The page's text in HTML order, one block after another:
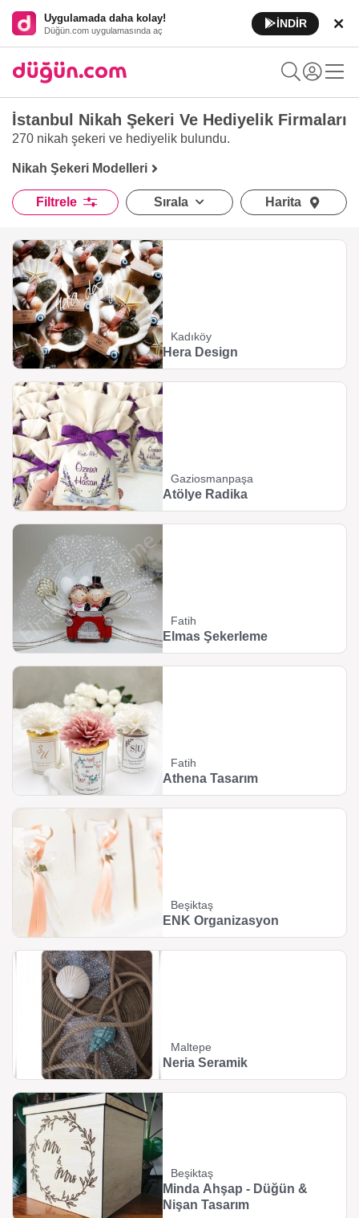
Uygulamada daha kolay!
Düğün.com uygulamasında aç
İNDİR
İstanbul Nikah Şekeri Ve Hediyelik Firmaları
270 nikah şekeri ve hediyelik bulundu.
Nikah Şekeri Modelleri
Filtrele Sırala Harita
Kadıköy
Hera Design
Gaziosmanpaşa
Atölye Radika
Fatih
Elmas Şekerleme
Fatih
Athena Tasarım
Beşiktaş
ENK Organizasyon
Maltepe
Neria Seramik
Beşiktaş
Minda Ahşap - Düğün &
Nişan Tasarım